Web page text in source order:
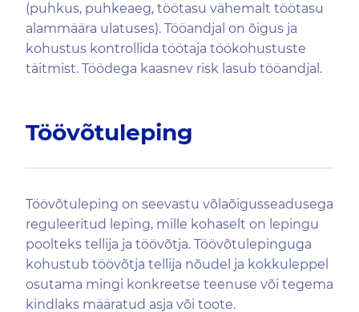
(puhkus, puhkeaeg, töötasu vähemalt töötasu
alammäära ulatuses). Tööandjal on õigus ja
kohustus kontrollida töötaja töökohustuste
täitmist. Töödega kaasnev risk lasub tööandjal.
Töövõtuleping
Töövõtuleping on seevastu võlaõigusseadusega
reguleeritud leping, mille kohaselt on lepingu
poolteks tellija ja töövõtja. Töövõtulepinguga
kohustub töövõtja tellija nõudel ja kokkuleppel
osutama mingi konkreetse teenuse või tegema
kindlaks määratud asja või toote.